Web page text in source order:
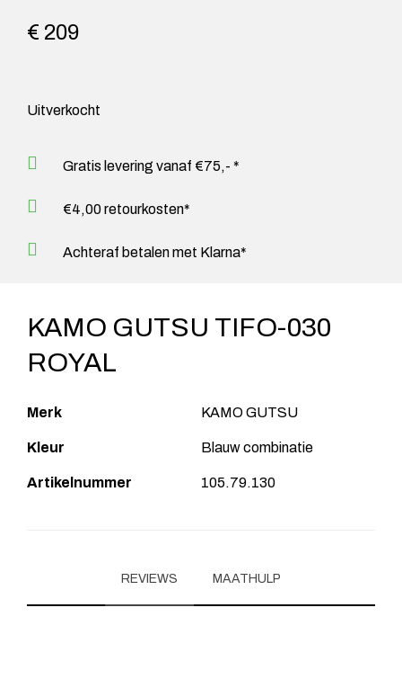
€ 209
Uitverkocht
Gratis levering vanaf €75,- *
€4,00 retourkosten*
Achteraf betalen met Klarna*
KAMO GUTSU TIFO-030
ROYAL
Merk KAMO GUTSU
Kleur Blauw combinatie
Artikelnummer 105.79.130
REVIEWS MAATHULP